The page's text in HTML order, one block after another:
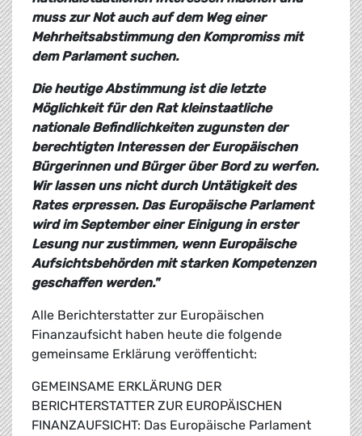
muss zur Not auch auf dem Weg einer
Mehrheitsabstimmung den Kompromiss mit
dem Parlament suchen.
Die heutige Abstimmung ist die letzte
Möglichkeit für den Rat kleinstaatliche
nationale Befindlichkeiten zugunsten der
berechtigten Interessen der Europäischen
Bürgerinnen und Bürger über Bord zu werfen.
Wir lassen uns nicht durch Untätigkeit des
Rates erpressen. Das Europäische Parlament
wird im September einer Einigung in erster
Lesung nur zustimmen, wenn Europäische
Aufsichtsbehörden mit starken Kompetenzen
geschaffen werden."
Alle Berichterstatter zur Europäischen
Finanzaufsicht haben heute die folgende
gemeinsame Erklärung veröffenticht:
GEMEINSAME ERKLÄRUNG DER
BERICHTERSTATTER ZUR EUROPÄISCHEN
FINANZAUFSICHT: Das Europäische Parlament